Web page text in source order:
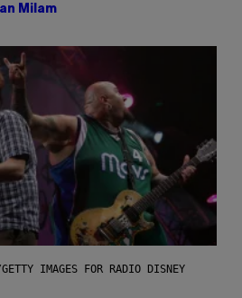
Milam
IMAGES FOR RADIO DISNEY